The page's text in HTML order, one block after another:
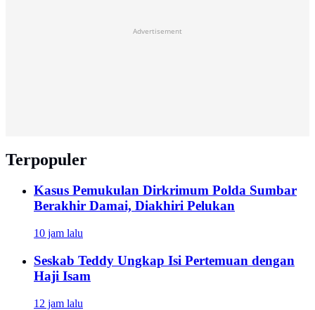
Advertisement
Terpopuler
Kasus Pemukulan Dirkrimum Polda Sumbar
Berakhir Damai, Diakhiri Pelukan
10 jam lalu
Seskab Teddy Ungkap Isi Pertemuan dengan
Haji Isam
12 jam lalu